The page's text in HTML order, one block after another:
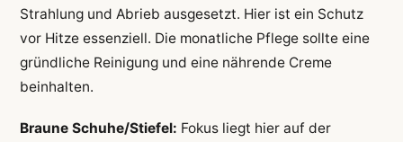
Strahlung und Abrieb ausgesetzt. Hier ist ein Schutz
vor Hitze essenziell. Die monatliche Pflege sollte eine
gründliche Reinigung und eine nährende Creme
beinhalten.
Braune Schuhe/Stiefel: Fokus liegt hier auf der